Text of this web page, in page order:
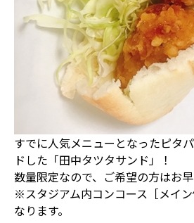
すでに人気メニューとなったピタ
ドした「田中タツタサンド」！
数量限定なので、ご希望の方はお早
※スタジアム内コンコース［メイ
なります。